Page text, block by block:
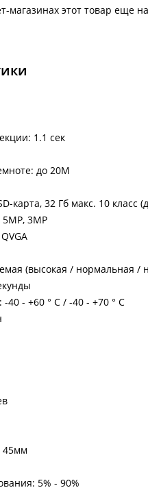
магазинах этот товар еще
1.1 сек
до 20M
карта, 32 Гб макс. 10 класс
5МР, 3MP
(высокая / нормальная /
- +60 ° C / -40 - +70 ° C
45мм
5% - 90%